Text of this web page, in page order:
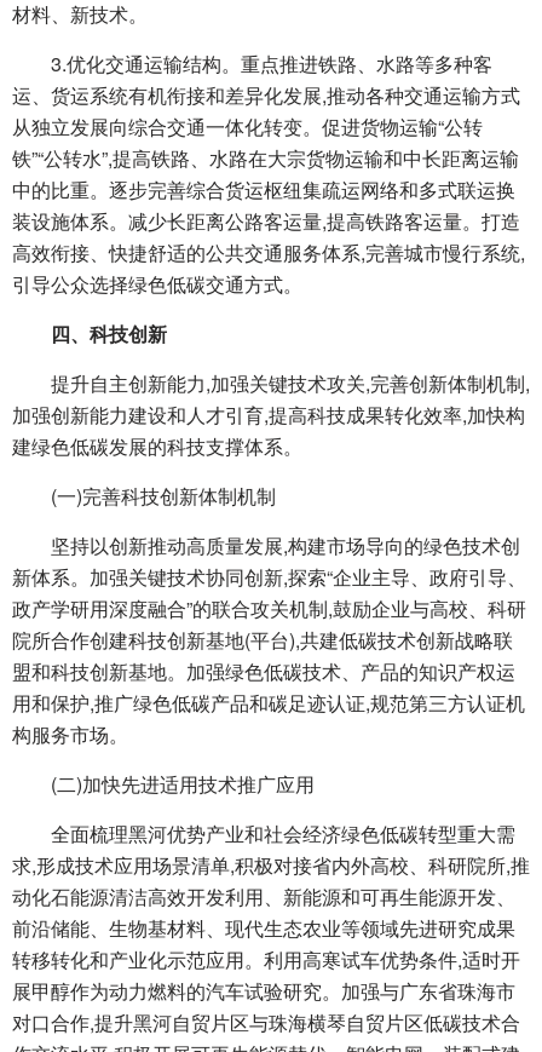
材料、新技术。
3.优化交通运输结构。重点推进铁路、水路等多种客
运、货运系统有机衔接和差异化发展,推动各种交通运输方式
从独立发展向综合交通一体化转变。促进货物运输“公转
铁”“公转水”,提高铁路、水路在大宗货物运输和中长距离运输
中的比重。逐步完善综合货运枢纽集疏运网络和多式联运换
装设施体系。减少长距离公路客运量,提高铁路客运量。打造
高效衔接、快捷舒适的公共交通服务体系,完善城市慢行系统,
引导公众选择绿色低碳交通方式。
四、科技创新
提升自主创新能力,加强关键技术攻关,完善创新体制机制,
加强创新能力建设和人才引育,提高科技成果转化效率,加快构
建绿色低碳发展的科技支撑体系。
(一)完善科技创新体制机制
坚持以创新推动高质量发展,构建市场导向的绿色技术创
新体系。加强关键技术协同创新,探索“企业主导、政府引导、
政产学研用深度融合”的联合攻关机制,鼓励企业与高校、科研
院所合作创建科技创新基地(平台),共建低碳技术创新战略联
盟和科技创新基地。加强绿色低碳技术、产品的知识产权运
用和保护,推广绿色低碳产品和碳足迹认证,规范第三方认证机
构服务市场。
(二)加快先进适用技术推广应用
全面梳理黑河优势产业和社会经济绿色低碳转型重大需
求,形成技术应用场景清单,积极对接省内外高校、科研院所,推
动化石能源清洁高效开发利用、新能源和可再生能源开发、
前沿储能、生物基材料、现代生态农业等领域先进研究成果
转移转化和产业化示范应用。利用高寒试车优势条件,适时开
展甲醇作为动力燃料的汽车试验研究。加强与广东省珠海市
对口合作,提升黑河自贸片区与珠海横琴自贸片区低碳技术合